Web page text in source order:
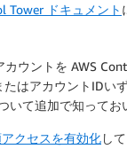
Tower ドキュメント
ウントを AWS
はアカウントIDい
て追加で知ってお
クセスを有効化し